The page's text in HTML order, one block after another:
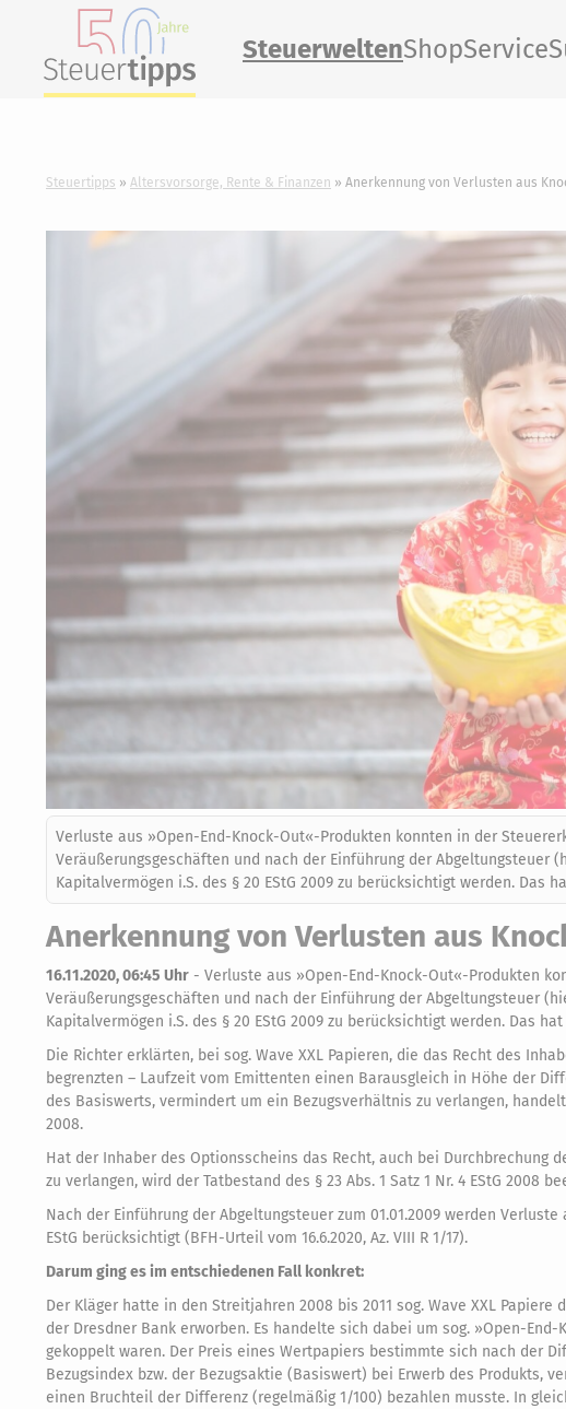
SteuerweltenShopService
Steuertipps Altersvorsorge, Rente & Finanzen Anerkennung von Verlusten aus
Verluste aus »Open-End-Knock-Out«-Produkten konnten in der
Veräußerungsgeschäften und nach der Einführung der
Kapitalvermögen i.S. des § 20 EStG 2009 zu berücksichtigt werden. Das
Anerkennung von Verlusten aus
16.11.2020, 06:45 Uhr - Verluste aus »Open-End-Knock-Out«-Produkten
Veräußerungsgeschäften und nach der Einführung der Abgeltungsteuer
Kapitalvermögen i.S. des § 20 EStG 2009 zu berücksichtigt werden. Das
Die Richter erklärten, bei sog. Wave XXL Papieren, die das Recht des
begrenzten – Laufzeit vom Emittenten einen Barausgleich in Höhe der
des Basiswerts, vermindert um ein Bezugsverhältnis zu verlangen,
2008.
Hat der Inhaber des Optionsscheins das Recht, auch bei Durchbrechung
zu verlangen, wird der Tatbestand des § 23 Abs. 1 Satz 1 Nr. 4 EStG 2008
Nach der Einführung der Abgeltungsteuer zum 01.01.2009 werden
EStG berücksichtigt (BFH-Urteil vom 16.6.2020, Az. VIII R 1/17).
Darum ging es im entschiedenen Fall konkret:
Der Kläger hatte in den Streitjahren 2008 bis 2011 sog. Wave XXL
der Dresdner Bank erworben. Es handelte sich dabei um sog. »Open-
gekoppelt waren. Der Preis eines Wertpapiers bestimmte sich nach der
Bezugsindex bzw. der Bezugsaktie (Basiswert) bei Erwerb des Produkts,
einen Bruchteil der Differenz (regelmäßig 1/100) bezahlen musste. In